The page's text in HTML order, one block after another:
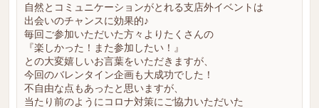
自然とコミュニケーションがとれる支店外イベントは
出会いのチャンスに効果的♪
毎回ご参加いただいた方々よりたくさんの
『楽しかった！また参加したい！』
との大変嬉しいお言葉をいただきますが、
今回のバレンタイン企画も大成功でした！
不自由な点もあったと思いますが、
当たり前のようにコロナ対策にご協力いただいた